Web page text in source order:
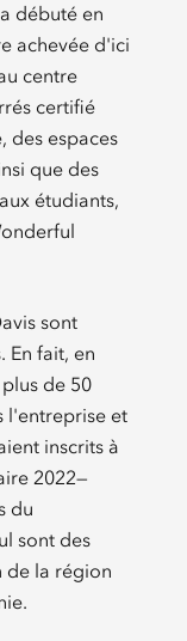
débuté en
achevée d'ici
centre
certifié
des espaces
que des
étudiants,
sont
En fait, en
de 50
l'entreprise et
inscrits à
2022—
du
sont des
de la région